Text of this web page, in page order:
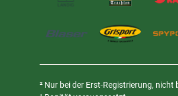
² Nur bei der Erst-Registrierung,